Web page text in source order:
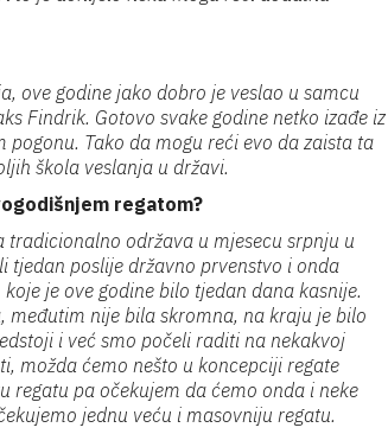
ove godine jako dobro je veslao u samcu
Findrik. Gotovo svake godine netko izađe iz
Tako da mogu reći evo da zaista ta
škola veslanja u državi.
regatom?
tradicionalno održava u mjesecu srpnju u
tjedan poslije državno prvenstvo i onda
je ove godine bilo tjedan dana kasnije.
međutim nije bila skromna, na kraju je bilo
i već smo počeli raditi na nekakvoj
možda ćemo nešto u koncepciji regate
pa očekujem da ćemo onda i neke
jednu veću i masovniju regatu.